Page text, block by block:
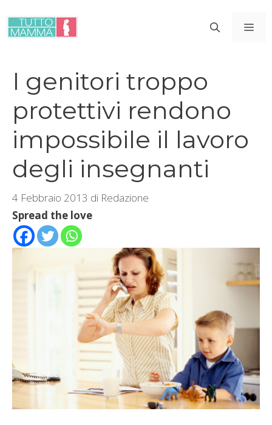
contenuto
I genitori troppo
protettivi rendono
impossibile il lavoro
degli insegnanti
4 Febbraio 2013 di Redazione
Spread the love